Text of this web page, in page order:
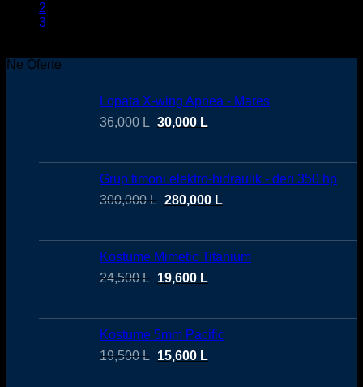
2
3
Ne Oferte
Lopata X-wing Apnea - Mares
36,000L 30,000 L
Grup timoni elektro-hidraulik - deri 350 hp
300,000L 280,000 L
Kostume Mimetic Titanium
24,500L 19,600 L
Kostume 5mm Pacific
19,500L 15,600 L